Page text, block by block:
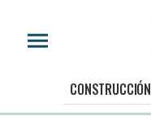
CONSTRUCCIÓN